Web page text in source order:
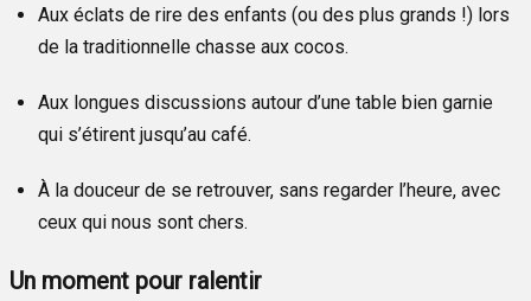
Aux éclats de rire des enfants (ou des plus grands !) lors
de la traditionnelle chasse aux cocos.
Aux longues discussions autour d’une table bien garnie
qui s’étirent jusqu’au café.
À la douceur de se retrouver, sans regarder l’heure, avec
ceux qui nous sont chers.
Un moment pour ralentir